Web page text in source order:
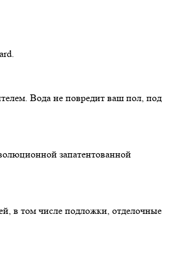
Вода не повредит ваш пол, под
запатентованной
в том числе подложки, отделочные